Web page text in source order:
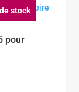
stock
pour